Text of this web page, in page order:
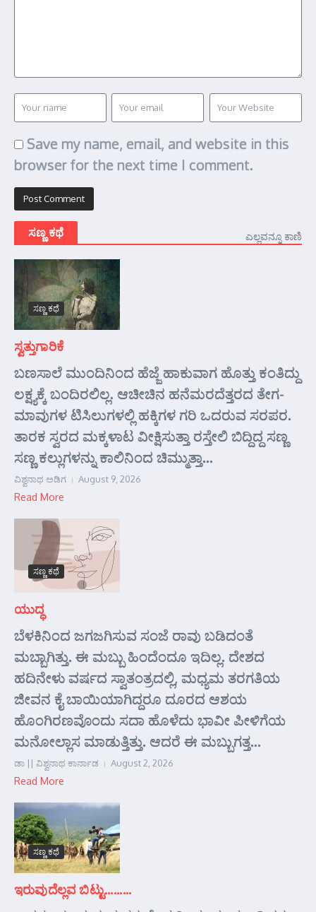
Save my name, email, and website in this
browser for the next time I comment.
ಸಣ್ಣ ಕಥೆ ಎಲ್ಲವನ್ನೂ ಕಾಣಿ
ಸಣ್ಣ ಕಥೆ
ಸ್ವತ್ತುಗಾರಿಕೆ
ಬಣಸಾಲೆ ಮುಂದಿನಿಂದ ಹೆಜ್ಜೆ ಹಾಕುವಾಗ ಹೊತ್ತು ಕಂತಿದ್ದು
ಲಕ್ಷ್ಯಕ್ಕೆ ಬಂದಿರಲಿಲ್ಲ. ಆಚೀಚಿನ ಹನೆಮರದೆತ್ತರದ ತೇಗ-
ಮಾವುಗಳ ಟಿಸಿಲುಗಳಲ್ಲಿ ಹಕ್ಕಿಗಳ ಗರಿ ಒದರುವ ಸರಪರ.
ತಾರಕ ಸ್ವರದ ಮಕ್ಕಳಾಟ ವೀಕ್ಷಿಸುತ್ತಾ ರಸ್ತೇಲಿ ಬಿದ್ದಿದ್ದ ಸಣ್ಣ
ಸಣ್ಣ ಕಲ್ಲುಗಳನ್ನು ಕಾಲಿನಿಂದ ಚಿಮ್ಮುತ್ತಾ...
ವಿಶ್ವನಾಥ ಅಡಿಗ August 9, 2026
Read More
ಸಣ್ಣ ಕಥೆ
ಯುದ್ಧ
ಬೆಳಕಿನಿಂದ ಜಗಜಗಿಸುವ ಸಂಜೆ ರಾವು ಬಡಿದಂತೆ
ಮಬ್ಬಾಗಿತ್ತು. ಈ ಮಬ್ಬು ಹಿಂದೆಂದೂ ಇದಿಲ್ಲ. ದೇಶದ
ಹದಿನೇಳು ವರ್ಷದ ಸ್ವಾತಂತ್ರದಲ್ಲಿ, ಮಧ್ಯಮ ತರಗತಿಯ
ಜೀವನ ಕೈ ಬಾಯಿಯಾಗಿದ್ದರೂ ದೂರದ ಆಶಯ
ಹೊಂಗಿರಣವೊಂದು ಸದಾ ಹೊಳೆದು ಭಾವೀ ಪೀಳಿಗೆಯ
ಮನೋಲ್ಲಾಸ ಮಾಡುತ್ತಿತ್ತು. ಆದರೆ ಈ ಮಬ್ಬುಗತ್ತ...
ಡಾ || ವಿಶ್ವನಾಥ ಕಾರ್ನಾಡ August 2, 2026
Read More
ಸಣ್ಣ ಕಥೆ
ಇರುವುದೆಲ್ಲವ ಬಿಟ್ಟು………